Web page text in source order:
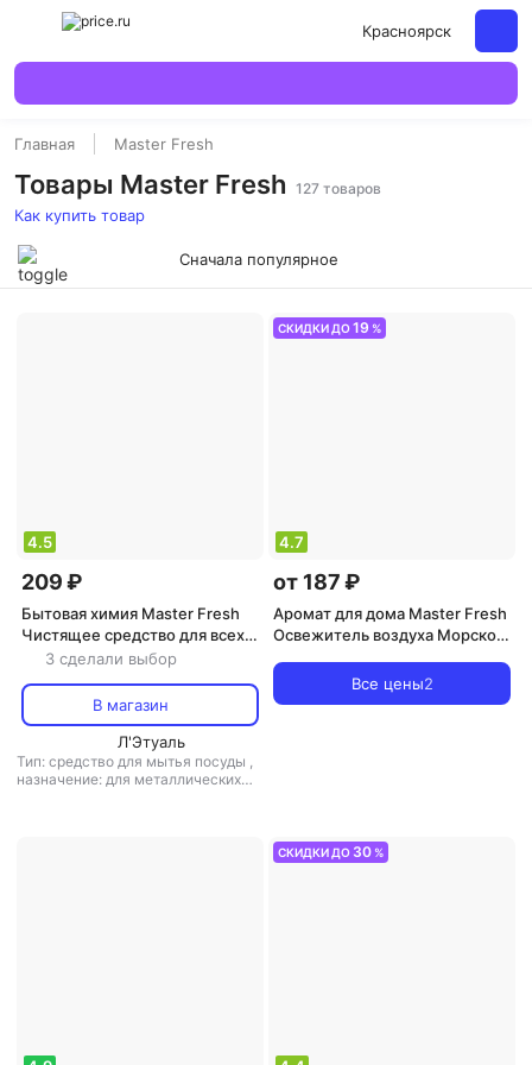
Красноярск
Главная Master Fresh
Товары Master Fresh 127 товаров
Как купить товар
Сначала популярное
4.5
209 ₽
Бытовая химия Master Fresh
Чистящее средство для всех
видов поверхностей, 500 мл
3 сделали выбор
В магазин
Л'Этуаль
Тип: средство для мытья посуды ,
назначение: для металлических
СКИДКИ ДО19 %
4.7
от 187 ₽
Аромат для дома Master Fresh
Освежитель воздуха Морской
Все цены2
СКИДКИ ДО 30 %